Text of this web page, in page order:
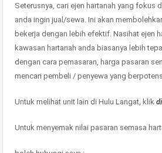
Seterusnya, cari ejen hartanah yang fokus
anda ingin jual/sewa. Ini akan
bekerja dengan lebih efektif. Nasihat ejen
kawasan hartanah anda biasanya lebih
dengan cara pemasaran, harga pasaran
mencari pembeli / penyewa yang
Untuk melihat unit lain di Hulu Langat, klik
Untuk menyemak nilai pasaran semasa